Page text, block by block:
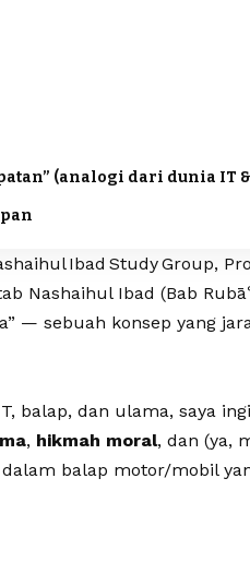
(analogi dari dunia IT
Ibad Study Group,
Nashaihul Ibad (Bab
— sebuah konsep yang
balap, dan ulama, saya
, hikmah moral, dan (ya,
balap motor/mobil